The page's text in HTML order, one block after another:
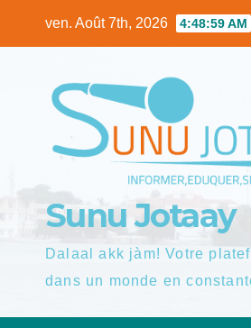
ven. Août 7th, 2026 4:49:00 AM
Sunu Jotaay
Dalaal akk jàm! Votre
dans un monde en